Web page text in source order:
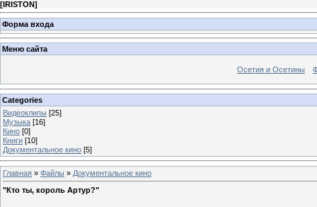
[IRISTON]
Форма входа
Меню сайта
Осетия и Осетины
Categories
Видеоклипы [25]
Музыка [16]
Кино [0]
Книги [10]
Документальное кино [5]
Главная » Файлы » Документальное кино
"Кто ты, король Артур?"